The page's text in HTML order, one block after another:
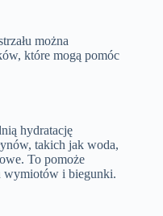
można
które mogą pomóc
hydratację
takich jak woda,
To pomoże
wymiotów i biegunki.